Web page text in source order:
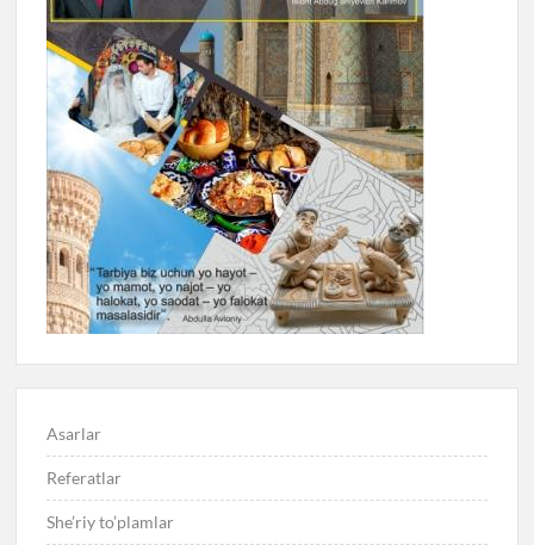
Asarlar
Referatlar
She’riy to’plamlar